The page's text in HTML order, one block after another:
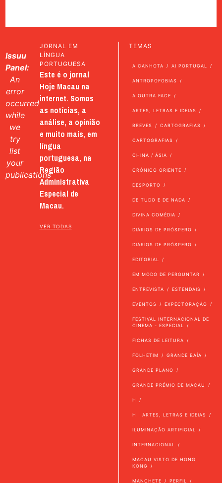
Issuu
Panel:
An
error
occurred
while
we
try
list
your
publications
JORNAL EM
LÍNGUA
PORTUGUESA
Este é o jornal
Hoje Macau na
internet. Somos
as notícias, a
análise, a opinião
e muito mais, em
língua
portuguesa, na
Região
Administrativa
Especial de
Macau.
VER TODAS
TEMAS
A CANHOTA AI PORTUGAL
ANTROPOFOBIAS
A OUTRA FACE
ARTES, LETRAS E IDEIAS
BREVES CARTOGRAFIAS
CARTOGRAFIAS
CHINA / ÁSIA
CRÓNICO ORIENTE
DESPORTO
DE TUDO E DE NADA
DIVINA COMÉDIA
DIÁRIOS DE PRÓSPERO
DIÁRIOS DE PRÓSPERO
EDITORIAL
EM MODO DE PERGUNTAR
ENTREVISTA ESTENDAIS
EVENTOS EXPECTORAÇÃO
FESTIVAL INTERNACIONAL DE
CINEMA - ESPECIAL
FICHAS DE LEITURA
FOLHETIM GRANDE BAÍA
GRANDE PLANO
GRANDE PRÉMIO DE MACAU
H
H | ARTES, LETRAS E IDEIAS
ILUMINAÇÃO ARTIFICIAL
INTERNACIONAL
MACAU VISTO DE HONG
KONG
MANCHETE PERFIL